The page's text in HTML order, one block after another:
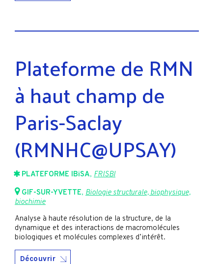
Plateforme de RMN
à haut champ de
Paris-Saclay
(RMNHC@UPSAY)
PLATEFORME IBiSA, FRISBI
GIF-SUR-YVETTE, Biologie structurale, biophysique,
biochimie
Analyse à haute résolution de la structure, de la
dynamique et des interactions de macromolécules
biologiques et molécules complexes d’intérêt.
Découvrir